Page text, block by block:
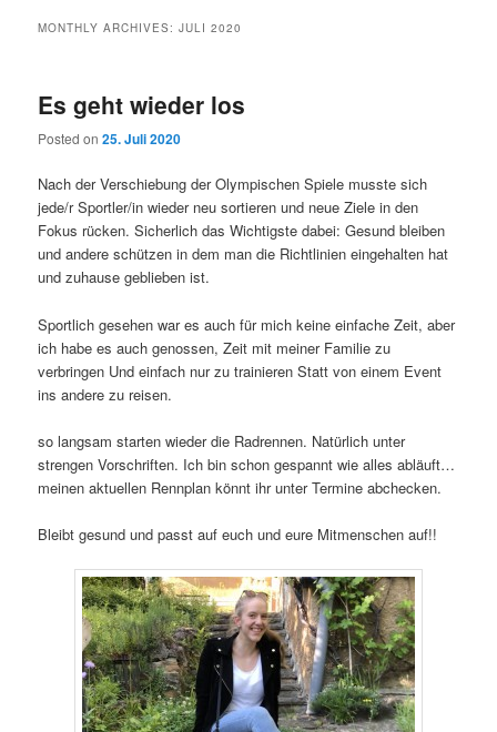
MONTHLY ARCHIVES:JULI 2020
Es geht wieder los
Posted on25. Juli 2020
Nach der Verschiebung der Olympischen Spiele musste sich
jede/r Sportler/in wieder neu sortieren und neue Ziele in den
Fokus rücken. Sicherlich das Wichtigste dabei: Gesund bleiben
und andere schützen in dem man die Richtlinien eingehalten hat
und zuhause geblieben ist.
Sportlich gesehen war es auch für mich keine einfache Zeit, aber
ich habe es auch genossen, Zeit mit meiner Familie zu
verbringen Und einfach nur zu trainieren Statt von einem Event
ins andere zu reisen.
so langsam starten wieder die Radrennen. Natürlich unter
strengen Vorschriften. Ich bin schon gespannt wie alles abläuft…
meinen aktuellen Rennplan könnt ihr unter Termine abchecken.
Bleibt gesund und passt auf euch und eure Mitmenschen auf!!